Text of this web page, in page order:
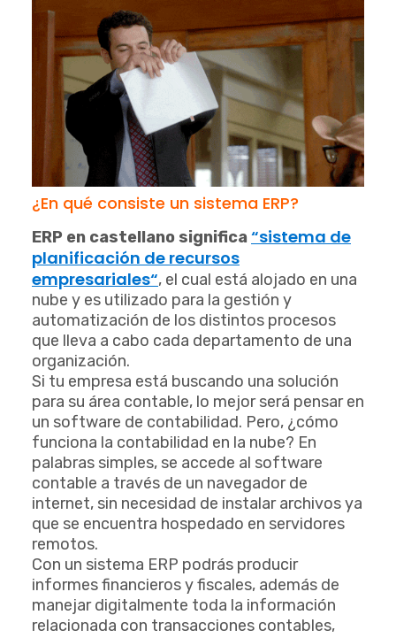
¿En qué consiste un sistema ERP?
ERP en castellano significa“sistema de
planificación de recursos
empresariales“, el cual está alojado en una
nube y es utilizado para la gestión y
automatización de los distintos procesos
que lleva a cabo cada departamento de una
organización.
Si tu empresa está buscando una solución
para su área contable, lo mejor será pensar en
un software de contabilidad. Pero, ¿cómo
funciona la contabilidad en la nube? En
palabras simples, se accede al software
contable a través de un navegador de
internet, sin necesidad de instalar archivos ya
que se encuentra hospedado en servidores
remotos.
Con un sistema ERP podrás producir
informes financieros y fiscales, además de
manejar digitalmente toda la información
relacionada con transacciones contables,